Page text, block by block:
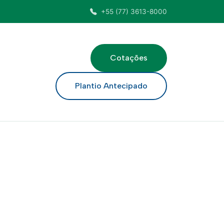
+55 (77) 3613-8000
Cotações
Plantio Antecipado